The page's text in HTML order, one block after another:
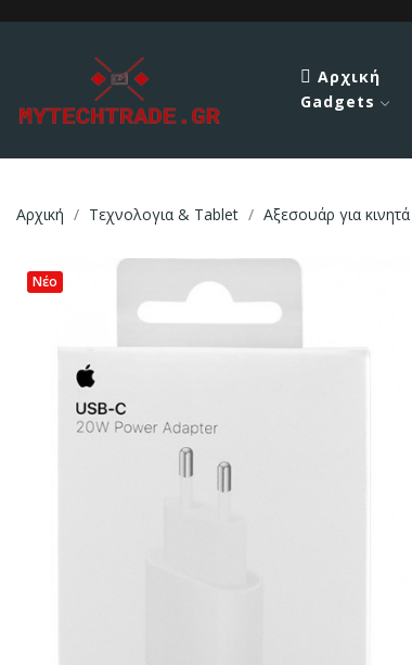
Αρχική
Gadgets
Αρχική Τεχνολογια & Tablet Αξεσουάρ για κινητά
Νέο